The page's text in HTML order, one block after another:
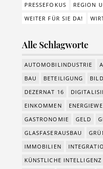
PRESSEFOKUS
REGION
WEITER FÜR SIE DA!
Alle Schlagworte
AUTOMOBILINDUSTRIE
BAU
BETEILIGUNG
DEZERNAT 16
EINKOMMEN
GASTRONOMIE
GELD
GLASFASERAUSBAU
IMMOBILIEN
KÜNSTLICHE INTELLIGENZ